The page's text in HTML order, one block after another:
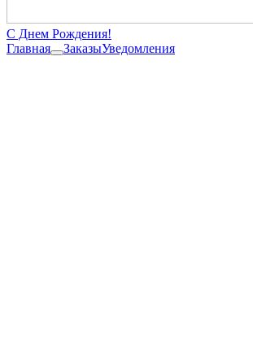
С Днем Рождения!
Главная
ЗаказыУведомления